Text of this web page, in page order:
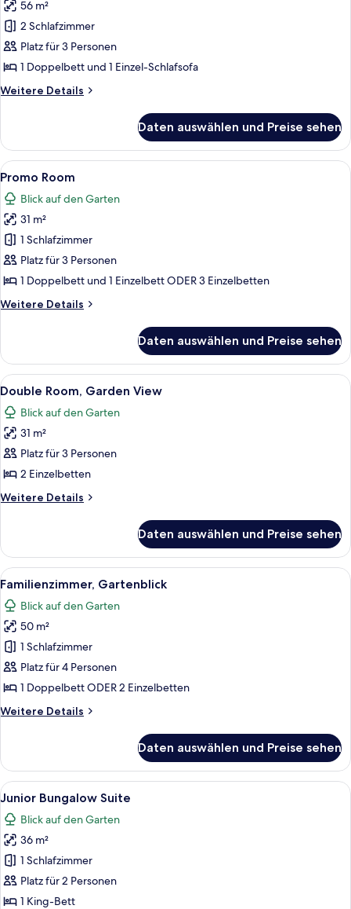
Luxury
Family
Suite
Sharing
Balcony
56 m²
2 Schlafzimmer
Platz für 3 Personen
1 Doppelbett und 1 Einzel-Schlafsofa
Weitere Details
Weitere
Family
Suite
Sharing
Balcony
Daten auswählen und Preise sehen
Alle
Fotos
für
Promo
Room
anzeigen
Ein Hotelzimmer mit einem großen
5
Promo Room
Blick auf den Garten
31 m²
1 Schlafzimmer
Platz für 3 Personen
1 Doppelbett und 1 Einzelbett ODER 3 Einzelbetten
Weitere Details
Weitere
Room
Daten auswählen und Preise sehen
Alle
Fotos
für
Double
Room,
Garden
View
anzeigen
Ein Hotelzimmer mit einem großen
5
Double Room, Garden View
Blick auf den Garten
31 m²
Platz für 3 Personen
2 Einzelbetten
Weitere Details
Weitere
Room,
Garden
View
Daten auswählen und Preise sehen
Alle
Fotos
für
Familienzimmer,
Gartenblick
anzeigen
Ein Hotelzimmer mit einem großen
7
Familienzimmer, Gartenblick
Blick auf den Garten
50 m²
1 Schlafzimmer
Platz für 4 Personen
1 Doppelbett ODER 2 Einzelbetten
Weitere Details
Weitere
Gartenblick
Daten auswählen und Preise sehen
Alle
Fotos
für
Junior
Bungalow
Suite
anzeigen
Ein Schlafzimmer mit einem Bett,
5
Junior Bungalow Suite
Blick auf den Garten
36 m²
1 Schlafzimmer
Platz für 2 Personen
1 King-Bett